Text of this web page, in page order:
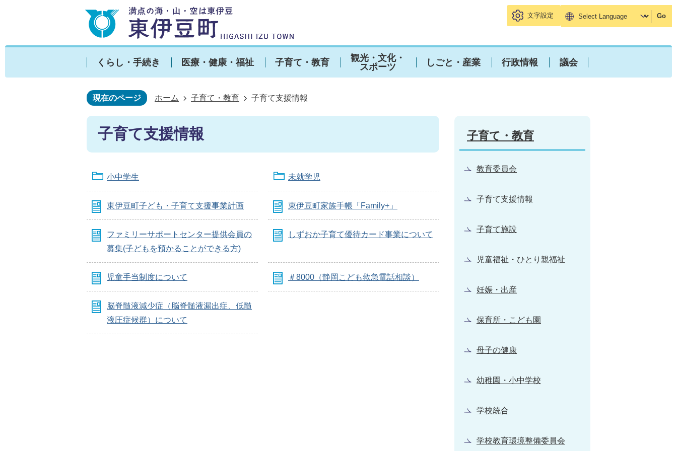
文字設定 Go
くらし・手続き 医療・健康・福祉 子育て・教育
観光・文化・
スポーツ
しごと・産業 行政情報 議会
現在のページ ホーム 子育て・教育 子育て支援情報
子育て支援情報
小中学生 未就学児
東伊豆町子ども・子育て支援事業計画 東伊豆町家族手帳「Family+」
ファミリーサポートセンター提供会員の
募集(子どもを預かることができる方)
しずおか子育て優待カード事業について
児童手当制度について ＃8000（静岡こども救急電話相談）
脳脊髄液減少症（脳脊髄液漏出症、低髄
液圧症候群）について
子育て・教育
教育委員会
子育て支援情報
子育て施設
児童福祉・ひとり親福祉
妊娠・出産
保育所・こども園
母子の健康
幼稚園・小中学校
学校統合
学校教育環境整備委員会